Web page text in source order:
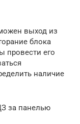
выход из
блока
провести его
наличие
за панелью